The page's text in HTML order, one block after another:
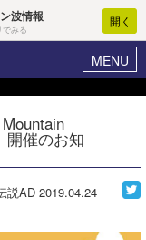
波情報
みる
開く
MENU
マイホーム
開催のお知
説AD 2019.04.24